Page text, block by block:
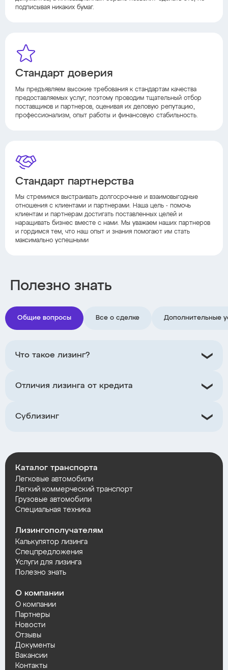
подписывая никаких бумаг.
Стандарт доверия
Мы предъявляем высокие требования к стандартам качества
предоставляемых услуг, поэтому проводим тщательный отбор
поставщиков и партнеров, оценивая их деловую репутацию,
профессионализм, опыт работы и финансовую стабильность.
Стандарт партнерства
Мы стремимся выстраивать долгосрочные и взаимовыгодные
отношения с клиентами и партнерами. Наша цель - помочь
клиентам и партнерам достигать поставленных целей и
наращивать бизнес вместе с нами. Мы уважаем наших партнеров
и гордимся тем, что наш опыт и знания помогают им стать
максимально успешными
Полезно знать
Общие вопросы Все о сделке Дополнительные
Что такое лизинг?
Отличия лизинга от кредита
Сублизинг
Каталог транспорта
Легковые автомобили
Легкий коммерческий транспорт
Грузовые автомобили
Специальная техника
Лизингополучателям
Калькулятор лизинга
Спецпредложения
Услуги для лизинга
Полезно знать
О компании
О компании
Партнеры
Новости
Отзывы
Документы
Вакансии
Контакты